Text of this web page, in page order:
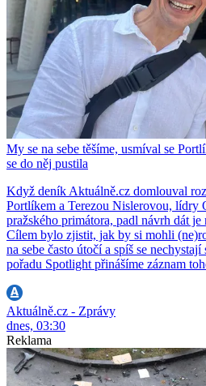
My se na sebe těšíme, usmíval se
se do něj pustila
Když deník Aktuálně.cz domlouval
Portlíkem a Terezou Nislerovou, lídry
pražského primátora, padl návrh dát
Cílem bylo zjistit, jak by si mohli
na sebe často útočí a spíš se
pořadu Spotlight přinášíme záznam
Aktuálně.cz - Zprávy
dnes, 03:30
Reklama